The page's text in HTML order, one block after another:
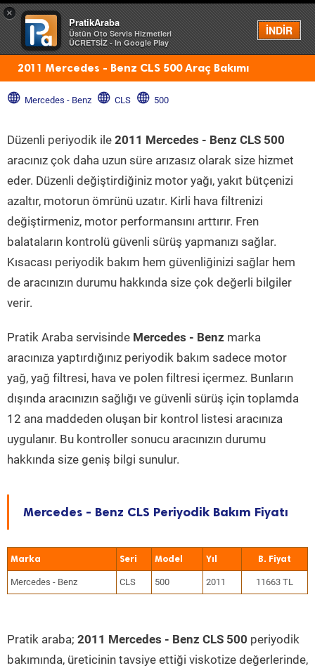
×
PratikAraba
Üstün Oto Servis Hizmetleri
ÜCRETSİZ - In Google Play
İNDİR
Menü
2011 Mercedes - Benz CLS 500 Araç Bakımı
Mercedes - Benz CLS 500
Düzenli periyodik ile 2011 Mercedes - Benz CLS 500
aracınız çok daha uzun süre arızasız olarak size hizmet
eder. Düzenli değiştirdiğiniz motor yağı, yakıt bütçenizi
azaltır, motorun ömrünü uzatır. Kirli hava filtrenizi
değiştirmeniz, motor performansını arttırır. Fren
balataların kontrolü güvenli sürüş yapmanızı sağlar.
Kısacası periyodik bakım hem güvenliğinizi sağlar hem
de aracınızın durumu hakkında size çok değerli bilgiler
verir.
Pratik Araba servisinde Mercedes - Benz marka
aracınıza yaptırdığınız periyodik bakım sadece motor
yağ, yağ filtresi, hava ve polen filtresi içermez. Bunların
dışında aracınızın sağlığı ve güvenli sürüş için toplamda
12 ana maddeden oluşan bir kontrol listesi aracınıza
uygulanır. Bu kontroller sonucu aracınızın durumu
hakkında size geniş bilgi sunulur.
Mercedes - Benz CLS Periyodik Bakım Fiyatı
Marka Seri Model Yıl
Mercedes - Benz CLS 500 2011 11663 TL
Pratik araba; 2011 Mercedes - Benz CLS 500 periyodik
bakımında, üreticinin tavsiye ettiği viskotize değerlerinde,